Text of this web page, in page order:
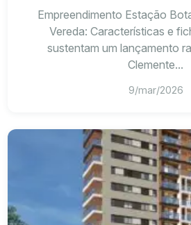
Empreendimento Estação
Vereda: Características e
sustentam um lançamento
Clemente...
9/mar/2026